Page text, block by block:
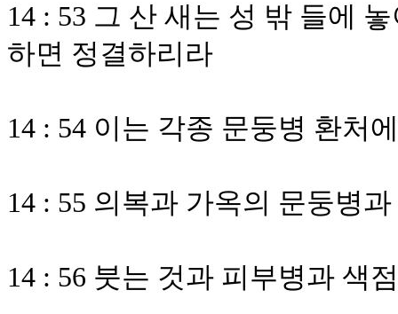
14 : 53 그 산 새는 성 밖 들에
하면 정결하리라
14 : 54 이는 각종 문둥병 환처
14 : 55 의복과 가옥의 문둥병과
14 : 56 붓는 것과 피부병과 색